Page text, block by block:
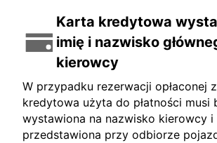
Karta kredytowa
imię i nazwisko
kierowcy
W przypadku rezerwacji opłaconej
kredytowa użyta do płatności musi
wystawiona na nazwisko kierowcy i
przedstawiona przy odbiorze